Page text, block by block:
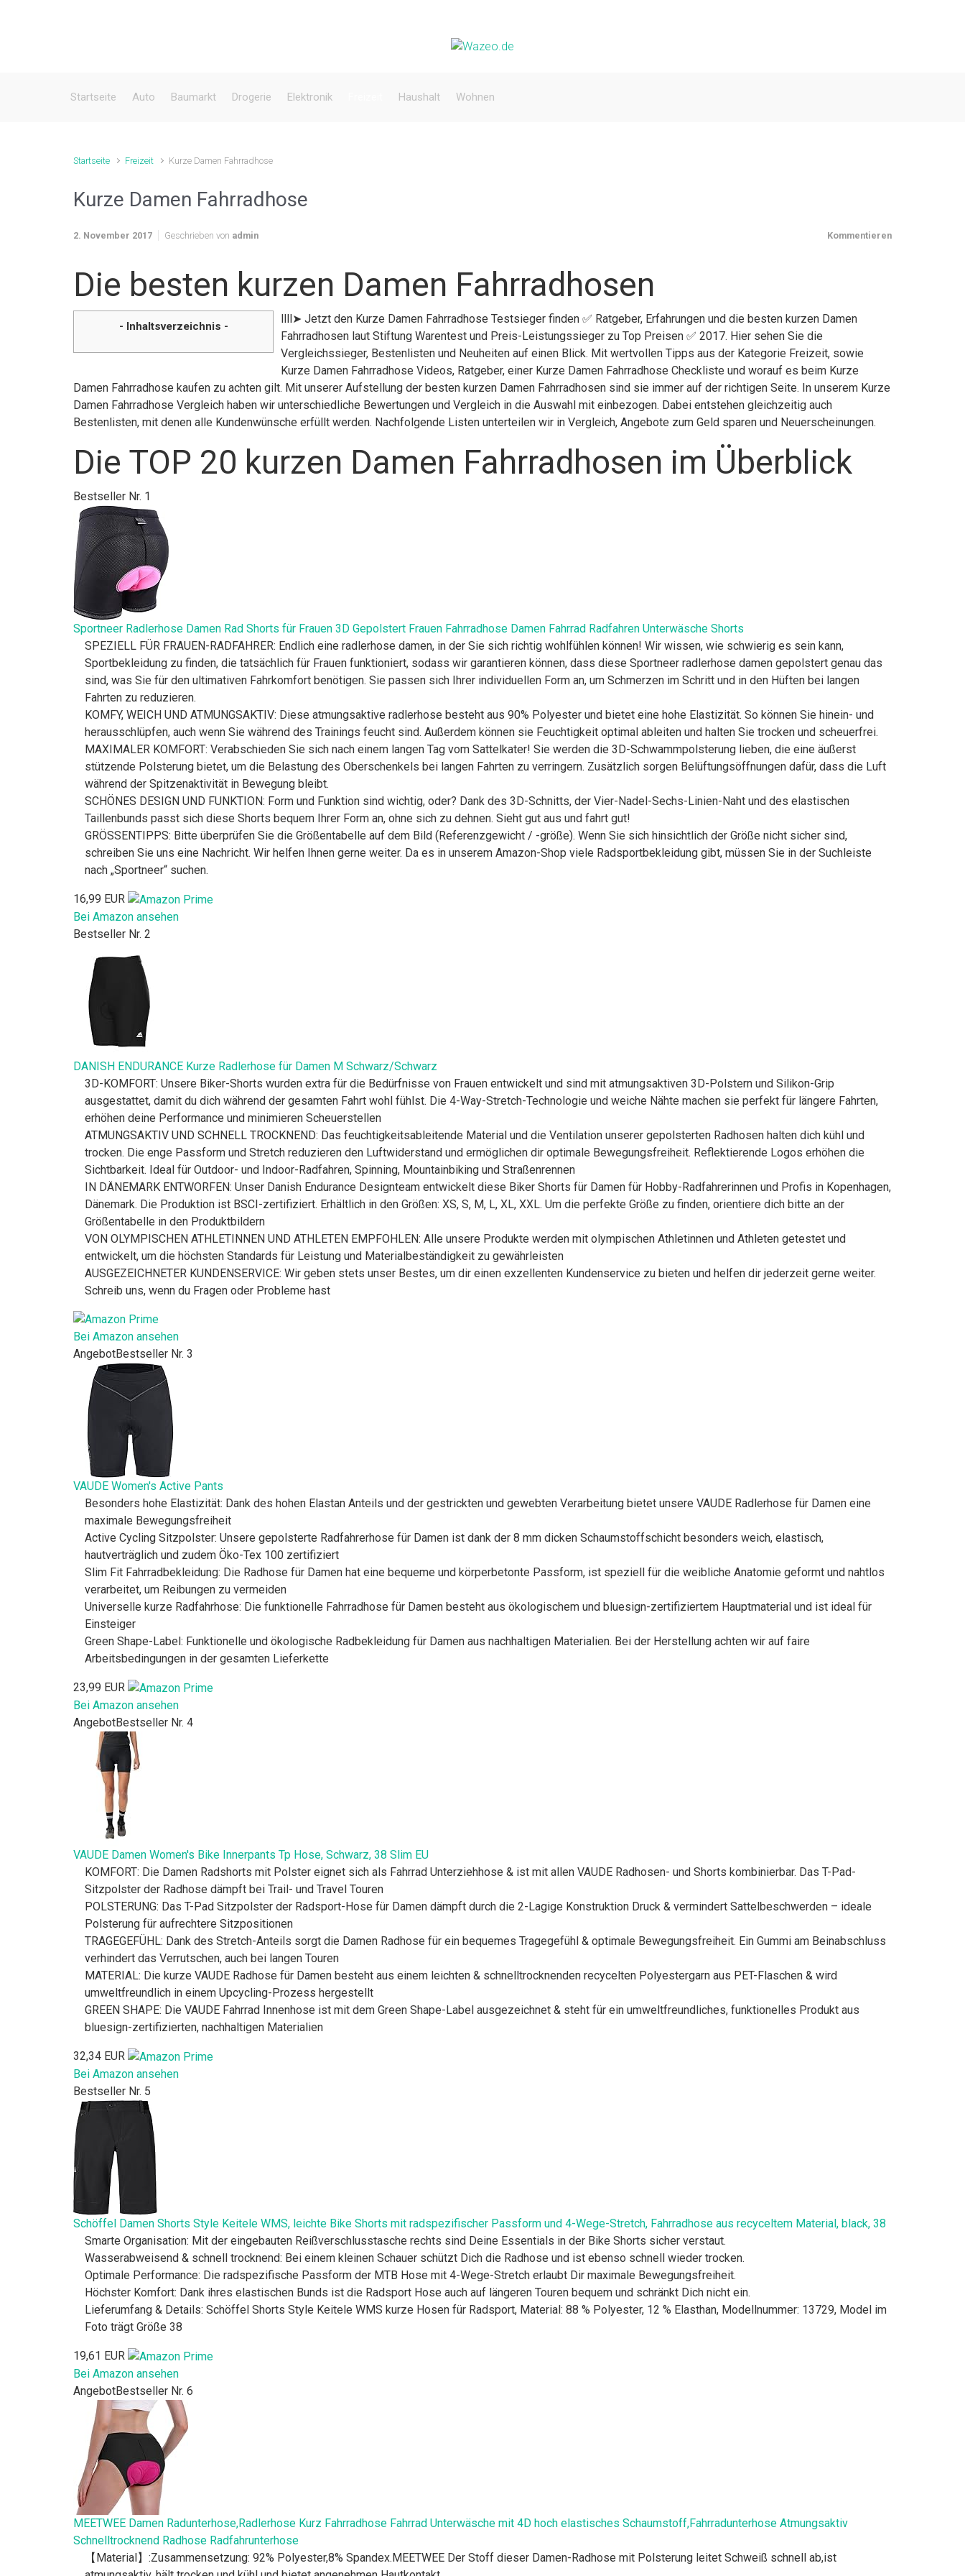
Startseite Auto Baumarkt Drogerie Elektronik Haushalt Wohnen
Startseite Freizeit Kurze Damen Fahrradhose
Kurze Damen Fahrradhose
2. November 2017 Geschrieben von admin Kommentieren
Die besten kurzen Damen Fahrradhosen
- Inhaltsverzeichnis -
llll➤ Jetzt den Kurze Damen Fahrradhose Testsieger finden ✅ Ratgeber, Erfahrungen und die besten kurzen Damen
Fahrradhosen laut Stiftung Warentest und Preis-Leistungssieger zu Top Preisen ✅ 2017. Hier sehen Sie die
Vergleichssieger, Bestenlisten und Neuheiten auf einen Blick. Mit wertvollen Tipps aus der Kategorie Freizeit, sowie
Kurze Damen Fahrradhose Videos, Ratgeber, einer Kurze Damen Fahrradhose Checkliste und worauf es beim Kurze
Damen Fahrradhose kaufen zu achten gilt. Mit unserer Aufstellung der besten kurzen Damen Fahrradhosen sind sie immer auf der richtigen Seite. In unserem Kurze
Damen Fahrradhose Vergleich haben wir unterschiedliche Bewertungen und Vergleich in die Auswahl mit einbezogen. Dabei entstehen gleichzeitig auch
Bestenlisten, mit denen alle Kundenwünsche erfüllt werden. Nachfolgende Listen unterteilen wir in Vergleich, Angebote zum Geld sparen und Neuerscheinungen.
Die TOP 20 kurzen Damen Fahrradhosen im Überblick
Bestseller Nr. 1
Sportneer Radlerhose Damen Rad Shorts für Frauen 3D Gepolstert Frauen Fahrradhose Damen Fahrrad Radfahren Unterwäsche Shorts
SPEZIELL FÜR FRAUEN-RADFAHRER: Endlich eine radlerhose damen, in der Sie sich richtig wohlfühlen können! Wir wissen, wie schwierig es sein kann,
Sportbekleidung zu finden, die tatsächlich für Frauen funktioniert, sodass wir garantieren können, dass diese Sportneer radlerhose damen gepolstert genau das
sind, was Sie für den ultimativen Fahrkomfort benötigen. Sie passen sich Ihrer individuellen Form an, um Schmerzen im Schritt und in den Hüften bei langen
Fahrten zu reduzieren.
KOMFY, WEICH UND ATMUNGSAKTIV: Diese atmungsaktive radlerhose besteht aus 90% Polyester und bietet eine hohe Elastizität. So können Sie hinein- und
herausschlüpfen, auch wenn Sie während des Trainings feucht sind. Außerdem können sie Feuchtigkeit optimal ableiten und halten Sie trocken und scheuerfrei.
MAXIMALER KOMFORT: Verabschieden Sie sich nach einem langen Tag vom Sattelkater! Sie werden die 3D-Schwammpolsterung lieben, die eine äußerst
stützende Polsterung bietet, um die Belastung des Oberschenkels bei langen Fahrten zu verringern. Zusätzlich sorgen Belüftungsöffnungen dafür, dass die Luft
während der Spitzenaktivität in Bewegung bleibt.
SCHÖNES DESIGN UND FUNKTION: Form und Funktion sind wichtig, oder? Dank des 3D-Schnitts, der Vier-Nadel-Sechs-Linien-Naht und des elastischen
Taillenbunds passt sich diese Shorts bequem Ihrer Form an, ohne sich zu dehnen. Sieht gut aus und fahrt gut!
GRÖSSENTIPPS: Bitte überprüfen Sie die Größentabelle auf dem Bild (Referenzgewicht / -größe). Wenn Sie sich hinsichtlich der Größe nicht sicher sind,
schreiben Sie uns eine Nachricht. Wir helfen Ihnen gerne weiter. Da es in unserem Amazon-Shop viele Radsportbekleidung gibt, müssen Sie in der Suchleiste
nach „Sportneer“ suchen.
16,99 EUR
Bei Amazon ansehen
Bestseller Nr. 2
DANISH ENDURANCE Kurze Radlerhose für Damen M Schwarz/Schwarz
3D-KOMFORT: Unsere Biker-Shorts wurden extra für die Bedürfnisse von Frauen entwickelt und sind mit atmungsaktiven 3D-Polstern und Silikon-Grip
ausgestattet, damit du dich während der gesamten Fahrt wohl fühlst. Die 4-Way-Stretch-Technologie und weiche Nähte machen sie perfekt für längere Fahrten,
erhöhen deine Performance und minimieren Scheuerstellen
ATMUNGSAKTIV UND SCHNELL TROCKNEND: Das feuchtigkeitsableitende Material und die Ventilation unserer gepolsterten Radhosen halten dich kühl und
trocken. Die enge Passform und Stretch reduzieren den Luftwiderstand und ermöglichen dir optimale Bewegungsfreiheit. Reflektierende Logos erhöhen die
Sichtbarkeit. Ideal für Outdoor- und Indoor-Radfahren, Spinning, Mountainbiking und Straßenrennen
IN DÄNEMARK ENTWORFEN: Unser Danish Endurance Designteam entwickelt diese Biker Shorts für Damen für Hobby-Radfahrerinnen und Profis in Kopenhagen,
Dänemark. Die Produktion ist BSCI-zertifiziert. Erhältlich in den Größen: XS, S, M, L, XL, XXL. Um die perfekte Größe zu finden, orientiere dich bitte an der
Größentabelle in den Produktbildern
VON OLYMPISCHEN ATHLETINNEN UND ATHLETEN EMPFOHLEN: Alle unsere Produkte werden mit olympischen Athletinnen und Athleten getestet und
entwickelt, um die höchsten Standards für Leistung und Materialbeständigkeit zu gewährleisten
AUSGEZEICHNETER KUNDENSERVICE: Wir geben stets unser Bestes, um dir einen exzellenten Kundenservice zu bieten und helfen dir jederzeit gerne weiter.
Schreib uns, wenn du Fragen oder Probleme hast
Bei Amazon ansehen
AngebotBestseller Nr. 3
VAUDE Women's Active Pants
Besonders hohe Elastizität: Dank des hohen Elastan Anteils und der gestrickten und gewebten Verarbeitung bietet unsere VAUDE Radlerhose für Damen eine
maximale Bewegungsfreiheit
Active Cycling Sitzpolster: Unsere gepolsterte Radfahrerhose für Damen ist dank der 8 mm dicken Schaumstoffschicht besonders weich, elastisch,
hautverträglich und zudem Öko-Tex 100 zertifiziert
Slim Fit Fahrradbekleidung: Die Radhose für Damen hat eine bequeme und körperbetonte Passform, ist speziell für die weibliche Anatomie geformt und nahtlos
verarbeitet, um Reibungen zu vermeiden
Universelle kurze Radfahrhose: Die funktionelle Fahrradhose für Damen besteht aus ökologischem und bluesign-zertifiziertem Hauptmaterial und ist ideal für
Einsteiger
Green Shape-Label: Funktionelle und ökologische Radbekleidung für Damen aus nachhaltigen Materialien. Bei der Herstellung achten wir auf faire
Arbeitsbedingungen in der gesamten Lieferkette
23,99 EUR
Bei Amazon ansehen
AngebotBestseller Nr. 4
VAUDE Damen Women's Bike Innerpants Tp Hose, Schwarz, 38 Slim EU
KOMFORT: Die Damen Radshorts mit Polster eignet sich als Fahrrad Unterziehhose & ist mit allen VAUDE Radhosen- und Shorts kombinierbar. Das T-Pad-
Sitzpolster der Radhose dämpft bei Trail- und Travel Touren
POLSTERUNG: Das T-Pad Sitzpolster der Radsport-Hose für Damen dämpft durch die 2-Lagige Konstruktion Druck & vermindert Sattelbeschwerden – ideale
Polsterung für aufrechtere Sitzpositionen
TRAGEGEFÜHL: Dank des Stretch-Anteils sorgt die Damen Radhose für ein bequemes Tragegefühl & optimale Bewegungsfreiheit. Ein Gummi am Beinabschluss
verhindert das Verrutschen, auch bei langen Touren
MATERIAL: Die kurze VAUDE Radhose für Damen besteht aus einem leichten & schnelltrocknenden recycelten Polyestergarn aus PET-Flaschen & wird
umweltfreundlich in einem Upcycling-Prozess hergestellt
GREEN SHAPE: Die VAUDE Fahrrad Innenhose ist mit dem Green Shape-Label ausgezeichnet & steht für ein umweltfreundliches, funktionelles Produkt aus
bluesign-zertifizierten, nachhaltigen Materialien
32,34 EUR
Bei Amazon ansehen
Bestseller Nr. 5
Schöffel Damen Shorts Style Keitele WMS, leichte Bike Shorts mit radspezifischer Passform und 4-Wege-Stretch, Fahrradhose aus recyceltem Material, black, 38
Smarte Organisation: Mit der eingebauten Reißverschlusstasche rechts sind Deine Essentials in der Bike Shorts sicher verstaut.
Wasserabweisend & schnell trocknend: Bei einem kleinen Schauer schützt Dich die Radhose und ist ebenso schnell wieder trocken.
Optimale Performance: Die radspezifische Passform der MTB Hose mit 4-Wege-Stretch erlaubt Dir maximale Bewegungsfreiheit.
Höchster Komfort: Dank ihres elastischen Bunds ist die Radsport Hose auch auf längeren Touren bequem und schränkt Dich nicht ein.
Lieferumfang & Details: Schöffel Shorts Style Keitele WMS kurze Hosen für Radsport, Material: 88 % Polyester, 12 % Elasthan, Modellnummer: 13729, Model im
Foto trägt Größe 38
19,61 EUR
Bei Amazon ansehen
AngebotBestseller Nr. 6
MEETWEE Damen Radunterhose,Radlerhose Kurz Fahrradhose Fahrrad Unterwäsche mit 4D hoch elastisches Schaumstoff,Fahrradunterhose Atmungsaktiv
Schnelltrocknend Radhose Radfahrunterhose
【Material】:Zusammensetzung: 92% Polyester,8% Spandex.MEETWEE Der Stoff dieser Damen-Radhose mit Polsterung leitet Schweiß schnell ab,ist